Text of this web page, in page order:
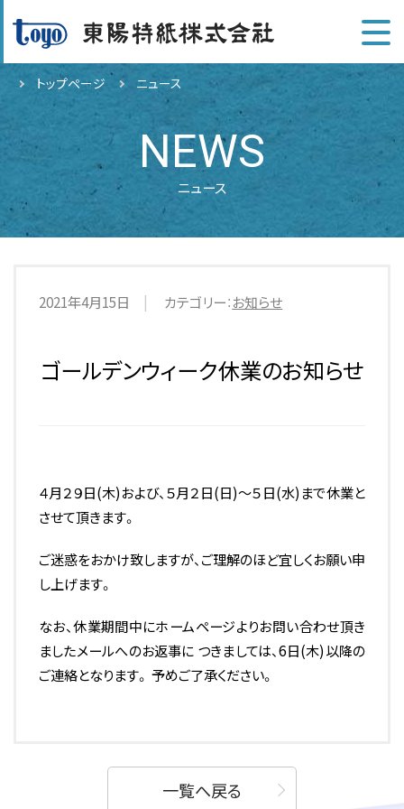
トップページ ニュース
NEWS
ニュース
2021年4月15日 カテゴリー：お知らせ
ゴールデンウィーク休業のお知らせ
４月２９日(木)および、５月２日(日)～５日(水)まで休業と
させて頂きます。
ご迷惑をおかけ致しますが、ご理解のほど宜しくお願い申
し上げます。
なお、休業期間中にホームページよりお問い合わせ頂き
ましたメールへのお返事に つきましては、6日(木)以降の
ご連絡となります。 予めご了承ください。
一覧へ戻る